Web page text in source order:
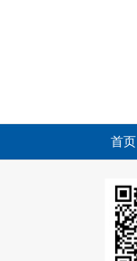
首页